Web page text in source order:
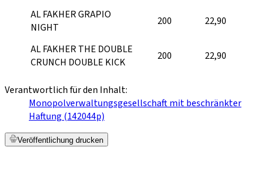
AL FAKHER GRAPIO
NIGHT
200 22,90
AL FAKHER THE DOUBLE
CRUNCH DOUBLE KICK
200 22,90
Verantwortlich für den Inhalt:
Monopolverwaltungsgesellschaft mit beschränkter
Haftung (142044p)
Veröffentlichung drucken